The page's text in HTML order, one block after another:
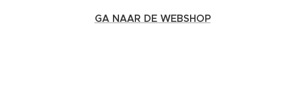
GA NAAR DE WEBSHOP